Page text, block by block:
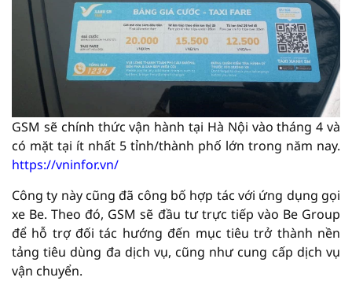
GSM sẽ chính thức vận hành tại Hà Nội vào tháng 4 và
có mặt tại ít nhất 5 tỉnh/thành phố lớn trong năm nay.
https://vninfor.vn/
Công ty này cũng đã công bố hợp tác với ứng dụng gọi
xe Be. Theo đó, GSM sẽ đầu tư trực tiếp vào Be Group
để hỗ trợ đối tác hướng đến mục tiêu trở thành nền
tảng tiêu dùng đa dịch vụ, cũng như cung cấp dịch vụ
vận chuyển.